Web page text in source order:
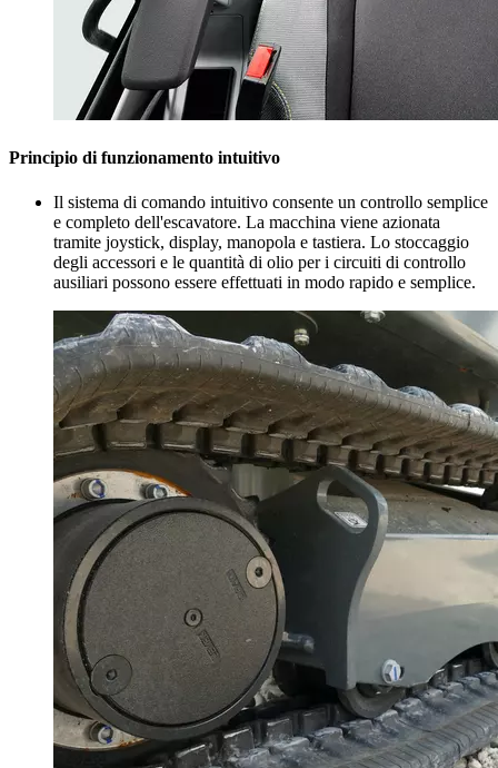
Principio di funzionamento intuitivo
Il sistema di comando intuitivo consente un controllo semplice
e completo dell'escavatore. La macchina viene azionata
tramite joystick, display, manopola e tastiera. Lo stoccaggio
degli accessori e le quantità di olio per i circuiti di controllo
ausiliari possono essere effettuati in modo rapido e semplice.